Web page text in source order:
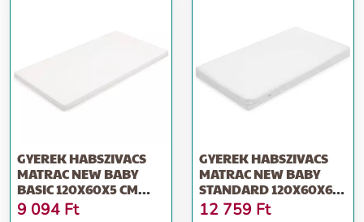
GYEREK HABSZIVACS
MATRAC NEW BABY
BASIC 120X60X5 CM
FEHÉR
9 094 Ft
GYEREK HABSZIVACS
MATRAC NEW BABY
STANDARD 120X60X6
CM FEHÉR
12 759 Ft